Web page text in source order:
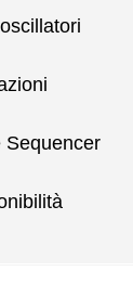
Sequencer